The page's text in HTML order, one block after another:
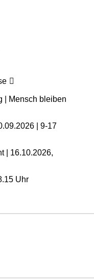
| Mensch bleiben
| 9-17
| 16.10.2026,
Uhr